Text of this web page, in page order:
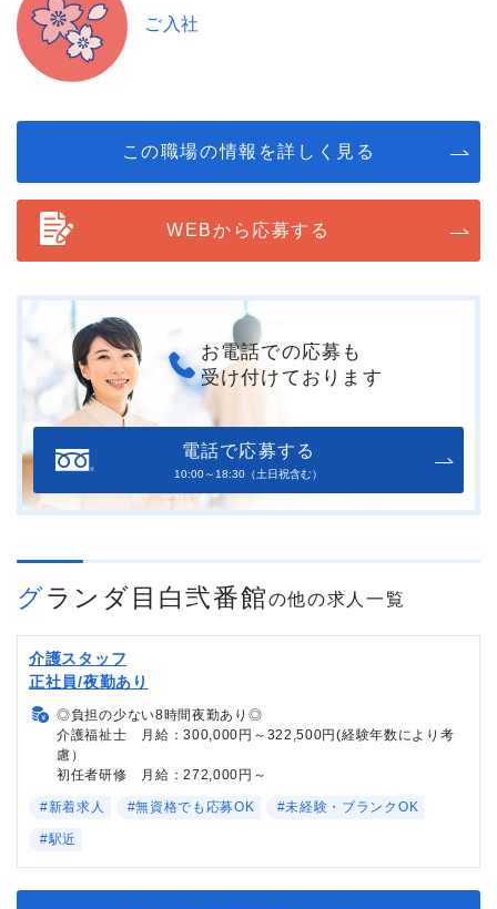
ご入社
この職場の情報を詳しく見る
WEBから応募する
お電話での応募も
受け付けております
電話で応募する
10:00～18:30（土日祝含む）
グランダ目白弐番館の他の求人一覧
介護スタッフ
正社員/夜勤あり
◎負担の少ない8時間夜勤あり◎
介護福祉士 月給：300,000円～322,500円(経験年数により考
慮）
初任者研修 月給：272,000円～
#新着求人 #無資格でも応募OK #未経験・ブランクOK
#駅近